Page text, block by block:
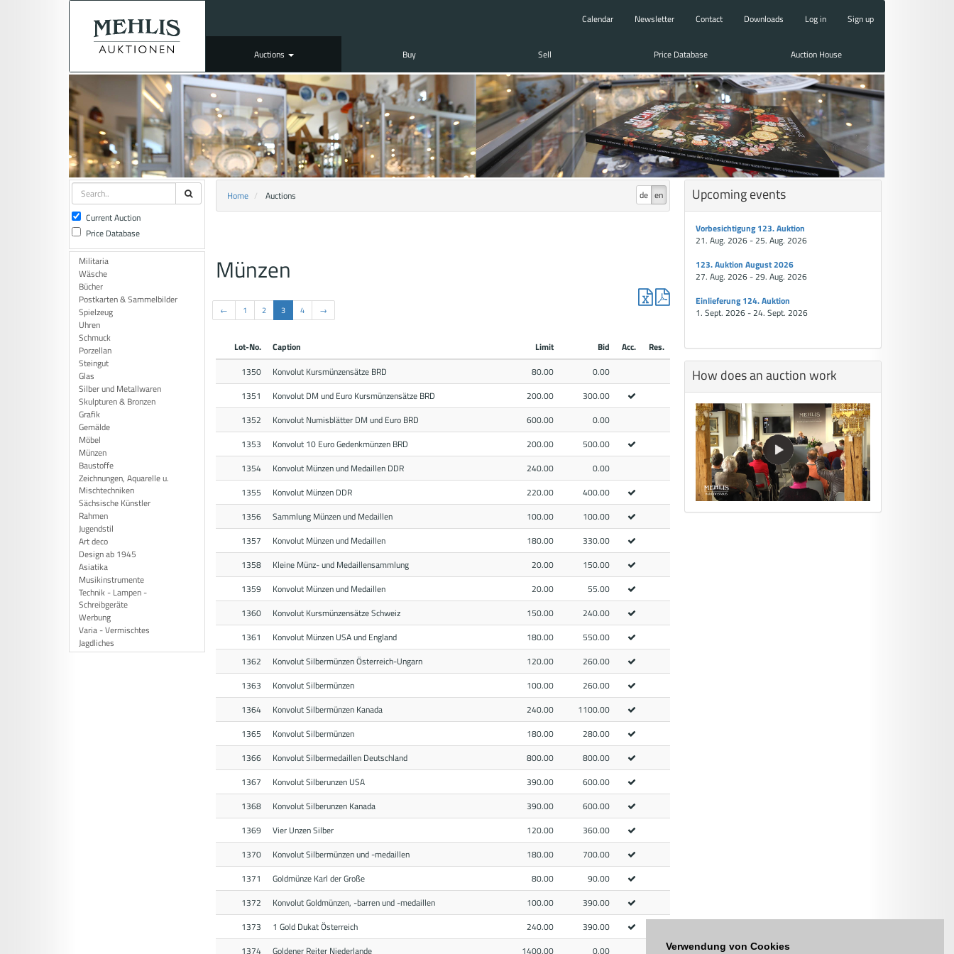
Verwendung von Cookies
Calendar Newsletter Contact Downloads Log in Sign up
Auctions Buy Sell Price Database Auction House
Current Auction
Price Database
Militaria
Wäsche
Bücher
Postkarten & Sammelbilder
Spielzeug
Uhren
Schmuck
Porzellan
Steingut
Glas
Silber und Metallwaren
Skulpturen & Bronzen
Grafik
Gemälde
Möbel
Münzen
Baustoffe
Zeichnungen, Aquarelle u.
Mischtechniken
Sächsische Künstler
Rahmen
Jugendstil
Art deco
Design ab 1945
Asiatika
Musikinstrumente
Technik - Lampen -
Schreibgeräte
Werbung
Varia - Vermischtes
Jagdliches
de en
Home Auctions
Münzen
← 1 2 3 4 →
Lot-No. Caption Limit Bid Acc.
Res.
1350
Konvolut Kursmünzensätze BRD 80.00
0.00
1351
Konvolut DM und Euro Kursmünzensätze BRD 200.00
300.00
1352
Konvolut Numisblätter DM und Euro BRD 600.00
0.00
1353
Konvolut 10 Euro Gedenkmünzen BRD 200.00
500.00
1354
Konvolut Münzen und Medaillen DDR 240.00
0.00
1355
Konvolut Münzen DDR 220.00
400.00
1356
Sammlung Münzen und Medaillen 100.00
100.00
1357
Konvolut Münzen und Medaillen 180.00
330.00
1358
Kleine Münz- und Medaillensammlung 20.00
150.00
1359
Konvolut Münzen und Medaillen 20.00
55.00
1360
Konvolut Kursmünzensätze Schweiz 150.00
240.00
1361
Konvolut Münzen USA und England 180.00
550.00
1362
Konvolut Silbermünzen Österreich-Ungarn 120.00
260.00
1363
Konvolut Silbermünzen 100.00
260.00
1364
Konvolut Silbermünzen Kanada 240.00
1100.00
1365
Konvolut Silbermünzen 180.00
280.00
1366
Konvolut Silbermedaillen Deutschland 800.00
800.00
1367
Konvolut Silberunzen USA 390.00
600.00
1368
Konvolut Silberunzen Kanada 390.00
600.00
1369
Vier Unzen Silber 120.00
360.00
1370
Konvolut Silbermünzen und -medaillen 180.00
700.00
1371
Goldmünze Karl der Große 80.00
90.00
1372
Konvolut Goldmünzen, -barren und -medaillen 100.00
390.00
1373
1 Gold Dukat Österreich 240.00
390.00
1374
Goldener Reiter Niederlande 1400.00 0.00
Upcoming events
Vorbesichtigung 123. Auktion
21. Aug. 2026 - 25. Aug. 2026
123. Auktion August 2026
27. Aug. 2026 - 29. Aug. 2026
Einlieferung 124. Auktion
1. Sept. 2026 - 24. Sept. 2026
How does an auction work